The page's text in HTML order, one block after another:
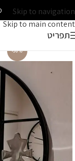
Skip to navigation
Skip to main content
תפריט
-30%